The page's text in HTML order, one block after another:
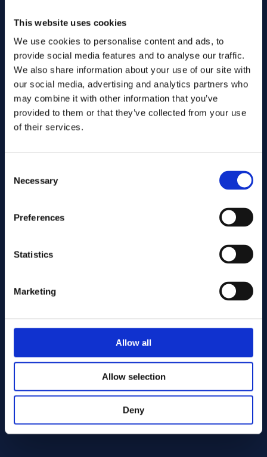
This website uses cookies
We use cookies to personalise content and ads, to
provide social media features and to analyse our traffic.
We also share information about your use of our site with
our social media, advertising and analytics partners who
may combine it with other information that you’ve
provided to them or that they’ve collected from your use
of their services.
Selection
Necessary
Preferences
Statistics
Marketing
Allow all
Allow selection
Deny
Syötä määrä
Viestisi
Cutting services